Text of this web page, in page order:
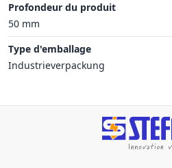
Profondeur du produit
50 mm
Type d'emballage
Industrieverpackung